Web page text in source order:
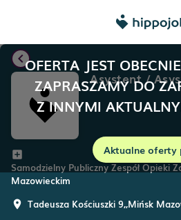
OFERTA JEST
ZAPRASZAMY DO
Z INNYMI
Aktualne oferty
chevron_left
Asystent /
add_box
Samodzielny Publiczny Zespół Opieki
Mazowieckim
room Tadeusza Kościuszki 9,,Mińsk